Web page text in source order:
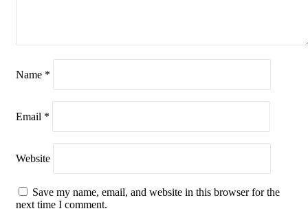
Name *
Email *
Website
Save my name, email, and website in this browser for the
next time I comment.